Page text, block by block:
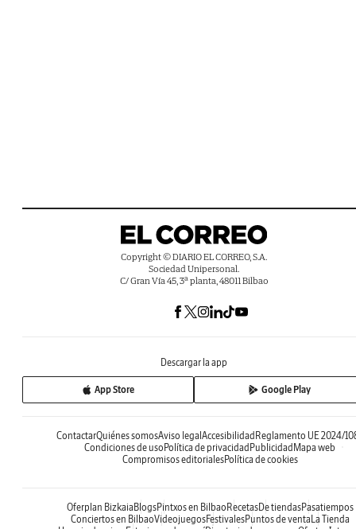
Copyright © DIARIO EL CORREO, S.A.
Sociedad Unipersonal.
C/ Gran Vía 45, 3ª planta, 48011 Bilbao
Descargar la app
App Store Google Play
ContactarQuiénes somosAviso legal Accesibilidad Reglamento UE 2024/
Condiciones de uso Política de privacidad Publicidad Mapa web
Compromisos editorialesPolítica de cookies
Oferplan Bizkaia BlogsPintxos en Bilbao RecetasDe tiendasPasatiempos
Conciertos en BilbaoVideojuegosFestivalesPuntos de venta La Tienda